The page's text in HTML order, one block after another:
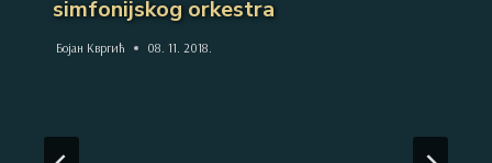
simfonijskog orkestra
Бојан Квргић 08. 11. 2018.